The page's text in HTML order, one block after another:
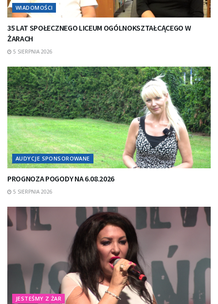
WIADOMOŚCI
35 LAT SPOŁECZNEGO LICEUM OGÓLNOKSZTAŁCĄCEGO W
ŻARACH
5 SIERPNIA 2026
AUDYCJE SPONSOROWANE
PROGNOZA POGODY NA 6.08.2026
5 SIERPNIA 2026
JESTEŚMY Z ŻAR